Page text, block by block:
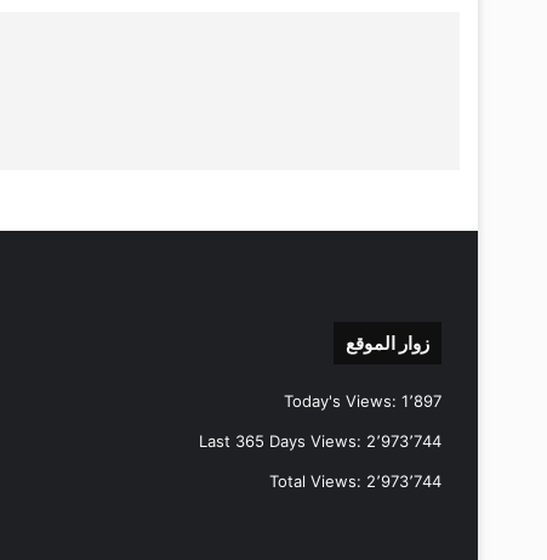
زوار الموقع
Today's Views: 1٬897
Last 365 Days Views: 2٬973٬744
Total Views: 2٬973٬744